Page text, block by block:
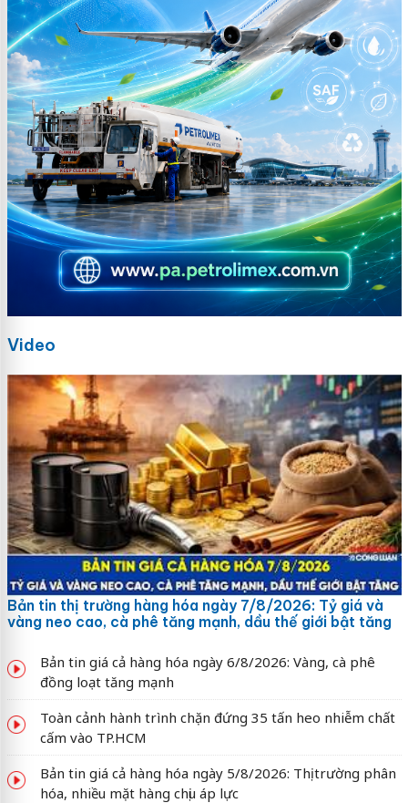
Video
Bản tin thị trường hàng hóa ngày 7/8/2026: Tỷ giá và
vàng neo cao, cà phê tăng mạnh, dầu thế giới bật tăng
Bản tin giá cả hàng hóa ngày 6/8/2026: Vàng, cà phê
đồng loạt tăng mạnh
Toàn cảnh hành trình chặn đứng 35 tấn heo nhiễm chất
cấm vào TP.HCM
Bản tin giá cả hàng hóa ngày 5/8/2026: Thị trường phân
hóa, nhiều mặt hàng chịu áp lực